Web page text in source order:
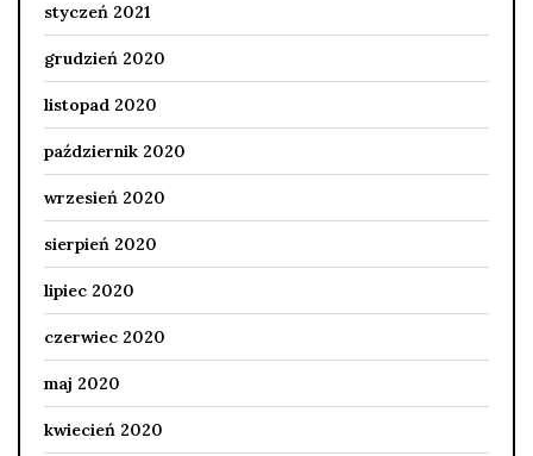
styczeń 2021
grudzień 2020
listopad 2020
październik 2020
wrzesień 2020
sierpień 2020
lipiec 2020
czerwiec 2020
maj 2020
kwiecień 2020